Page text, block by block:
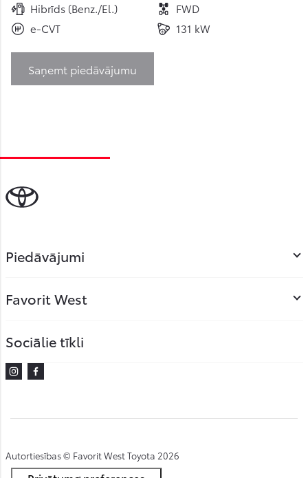
Hibrīds (Benz./El.)
FWD
e-CVT
131 kW
Saņemt piedāvājumu
Piedāvājumi
Favorit West
Sociālie tīkli
Instagram
Facebook
Autortiesības © Favorit West Toyota 2026